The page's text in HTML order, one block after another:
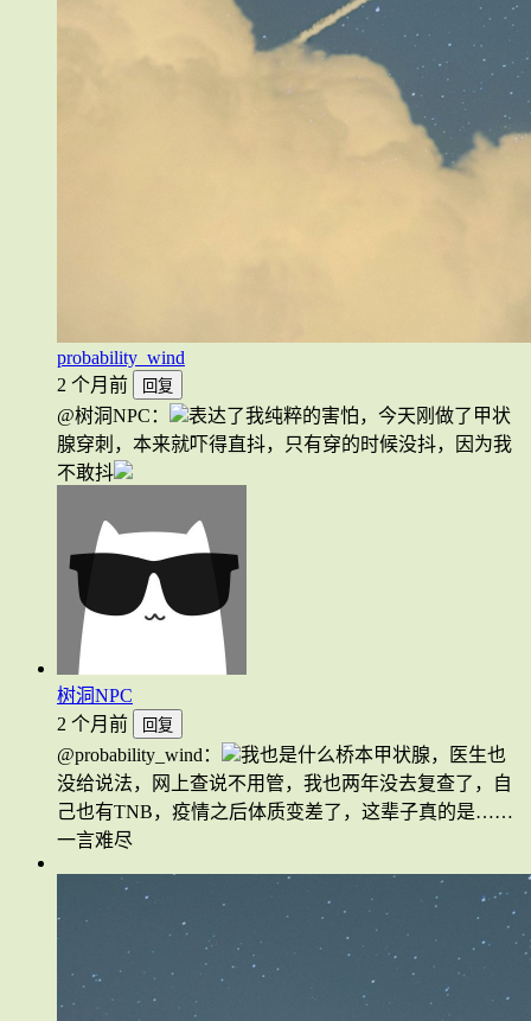
probability_wind
2 个月前
回复
@树洞NPC：
表达了我纯粹的害怕，今天刚做了甲状
腺穿刺，本来就吓得直抖，只有穿的时候没抖，因为我
不敢抖
树洞NPC
2 个月前
回复
@probability_wind：
我也是什么桥本甲状腺，医生也
没给说法，网上查说不用管，我也两年没去复查了，自
己也有TNB，疫情之后体质变差了，这辈子真的是……
一言难尽